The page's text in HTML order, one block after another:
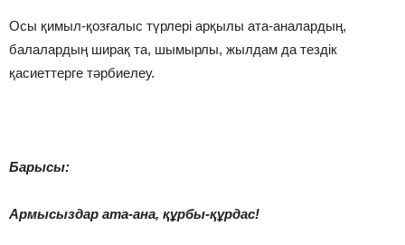
Осы қимыл-қозғалыс түрлері арқылы ата-аналардың,
балалардың ширақ та, шымырлы, жылдам да тездік
қасиеттерге тәрбиелеу.
Барысы:
Армысыздар ата-ана, құрбы-құрдас!